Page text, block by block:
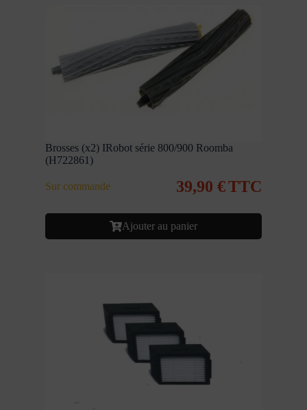
Brosses (x2) IRobot série 800/900 Roomba
(H722861)
Sur commande 39,90 €TTC
Ajouter au panier